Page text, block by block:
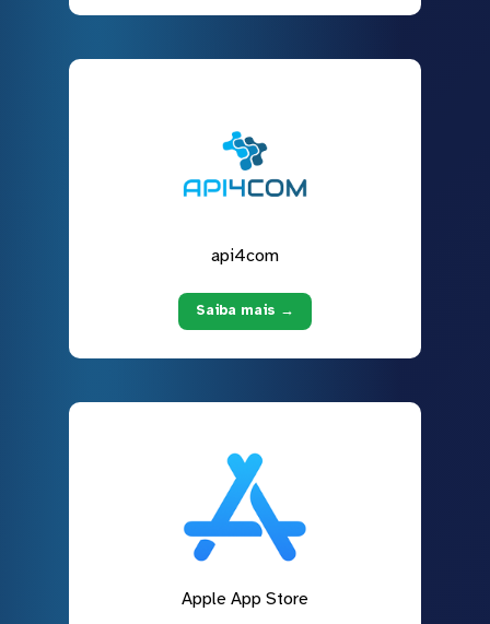
api4com
Saiba mais →
Apple App Store